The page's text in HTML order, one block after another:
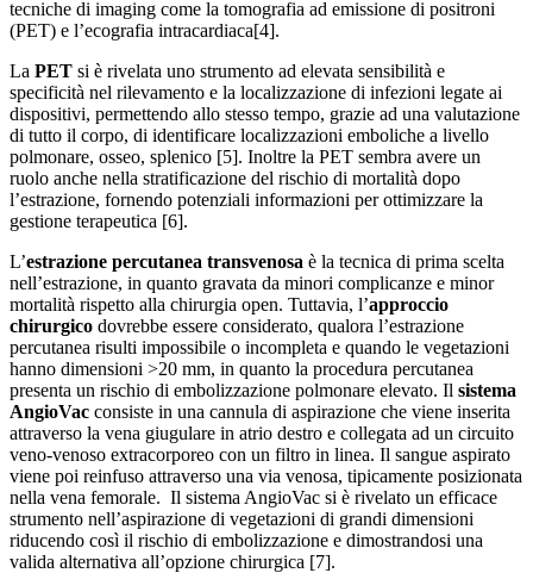
tecniche di imaging come la tomografia ad emissione di positroni
(PET) e l’ecografia intracardiaca[4].
La PET si è rivelata uno strumento ad elevata sensibilità e
specificità nel rilevamento e la localizzazione di infezioni legate ai
dispositivi, permettendo allo stesso tempo, grazie ad una valutazione
di tutto il corpo, di identificare localizzazioni emboliche a livello
polmonare, osseo, splenico [5]. Inoltre la PET sembra avere un
ruolo anche nella stratificazione del rischio di mortalità dopo
l’estrazione, fornendo potenziali informazioni per ottimizzare la
gestione terapeutica [6].
L’estrazione percutanea transvenosa è la tecnica di prima scelta
nell’estrazione, in quanto gravata da minori complicanze e minor
mortalità rispetto alla chirurgia open. Tuttavia, l’approccio
chirurgico dovrebbe essere considerato, qualora l’estrazione
percutanea risulti impossibile o incompleta e quando le vegetazioni
hanno dimensioni >20 mm, in quanto la procedura percutanea
presenta un rischio di embolizzazione polmonare elevato. Il sistema
AngioVac consiste in una cannula di aspirazione che viene inserita
attraverso la vena giugulare in atrio destro e collegata ad un circuito
veno-venoso extracorporeo con un filtro in linea. Il sangue aspirato
viene poi reinfuso attraverso una via venosa, tipicamente posizionata
nella vena femorale. Il sistema AngioVac si è rivelato un efficace
strumento nell’aspirazione di vegetazioni di grandi dimensioni
riducendo così il rischio di embolizzazione e dimostrandosi una
valida alternativa all’opzione chirurgica [7].